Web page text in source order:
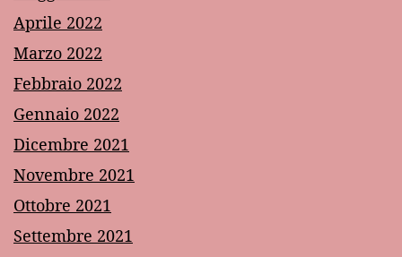
Aprile 2022
Marzo 2022
Febbraio 2022
Gennaio 2022
Dicembre 2021
Novembre 2021
Ottobre 2021
Settembre 2021